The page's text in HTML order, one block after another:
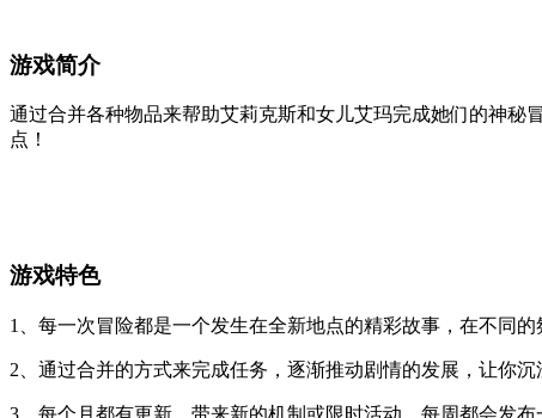
游戏简介
通过合并各种物品来帮助艾莉克斯和女儿艾玛完成她们的神
点！
游戏特色
1、每一次冒险都是一个发生在全新地点的精彩故事，在不同的
2、通过合并的方式来完成任务，逐渐推动剧情的发展，让你沉
3、每个月都有更新，带来新的机制或限时活动，每周都会发布